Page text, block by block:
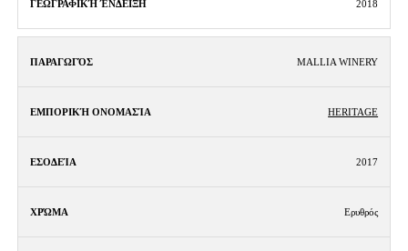
2018
MALLIA WINERY
HERITAGE
2017
Ερυθρός